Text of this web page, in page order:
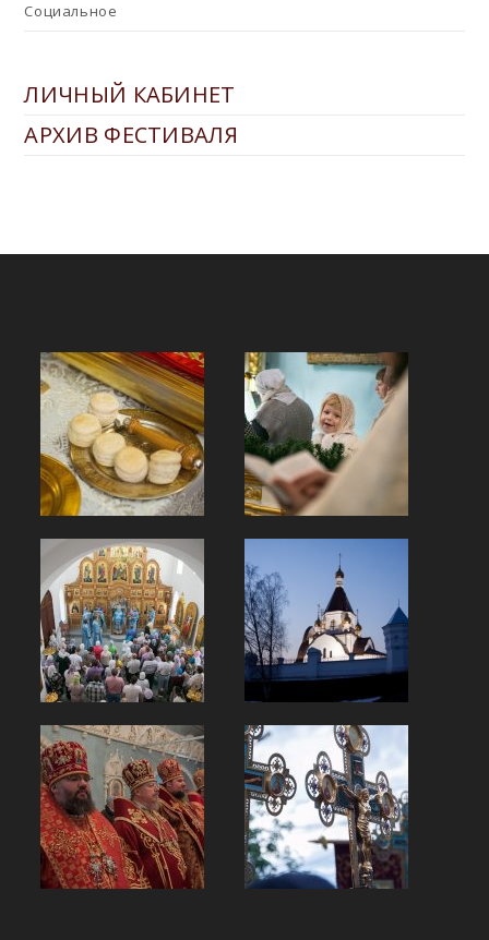
Социальное
ЛИЧНЫЙ КАБИНЕТ
АРХИВ ФЕСТИВАЛЯ